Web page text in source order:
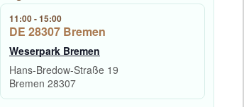
11:00-15:00
DE 28307 Bremen
Weserpark Bremen
Hans-Bredow-Straße 19
Bremen 28307